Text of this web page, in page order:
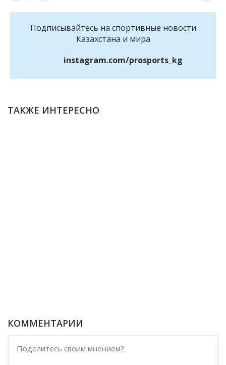
Подписывайтесь на cпортивные новости
Казахстана и мира
instagram.com/prosports_kg
ТАКЖЕ ИНТЕРЕСНО
КОММЕНТАРИИ